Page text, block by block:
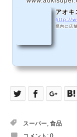
アオキ
http://
県内に店
スーパー 食品